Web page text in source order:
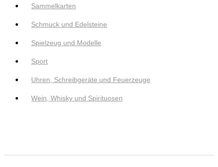
Sammelkarten
Schmuck und Edelsteine
Spielzeug und Modelle
Sport
Uhren, Schreibgeräte und Feuerzeuge
Wein, Whisky und Spirituosen